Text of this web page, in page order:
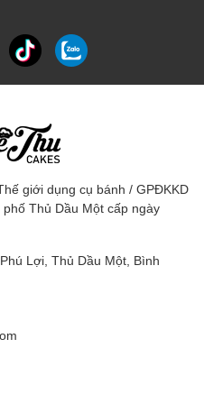
giới dụng cụ bánh / GPĐKKD
Thủ Dầu Một cấp ngày
Lợi, Thủ Dầu Một, Bình